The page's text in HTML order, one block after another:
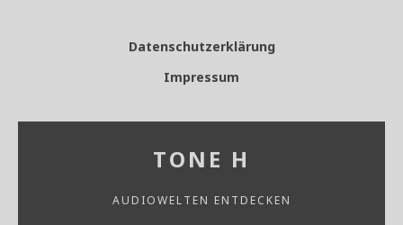
Datenschutzerklärung
Impressum
TONE H
AUDIOWELTEN ENTDECKEN